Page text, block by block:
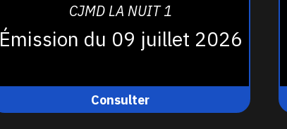
CJMD LA NUIT 1
Émission du 09 juillet 2026
Consulter